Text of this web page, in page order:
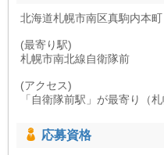
北海道札幌市南区真駒内本町
(最寄り駅)
札幌市南北線自衛隊前
(アクセス)
「自衛隊前駅」が最寄り（札
応募資格